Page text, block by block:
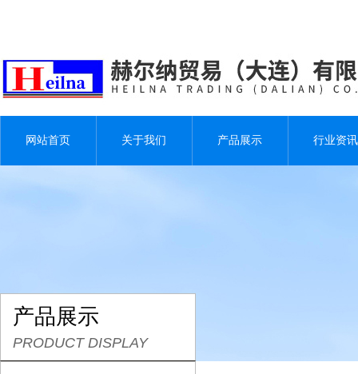
网站首页 关于我们 产品展示 行业资讯
产品展示
PRODUCT DISPLAY